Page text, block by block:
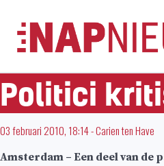
naar
inhoud
Politici
03 februari 2010, 18:14-Carien ten Have
Amsterdam – Een deel van